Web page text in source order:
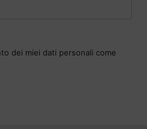
dei miei dati personali come